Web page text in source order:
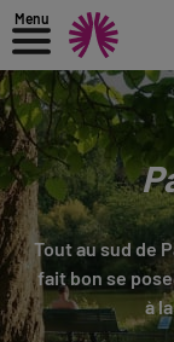
Menu
Tout au sud de
fait bon se
à